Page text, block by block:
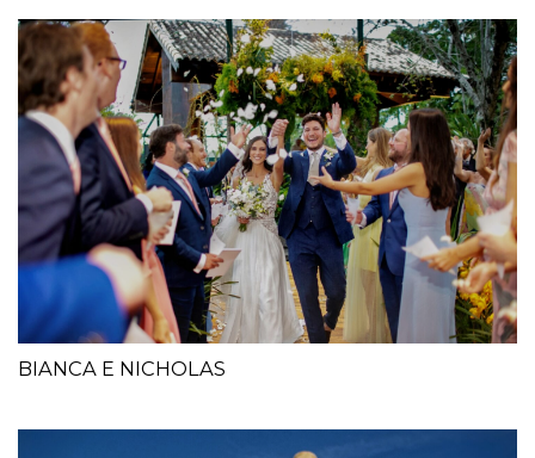
BIANCA E NICHOLAS